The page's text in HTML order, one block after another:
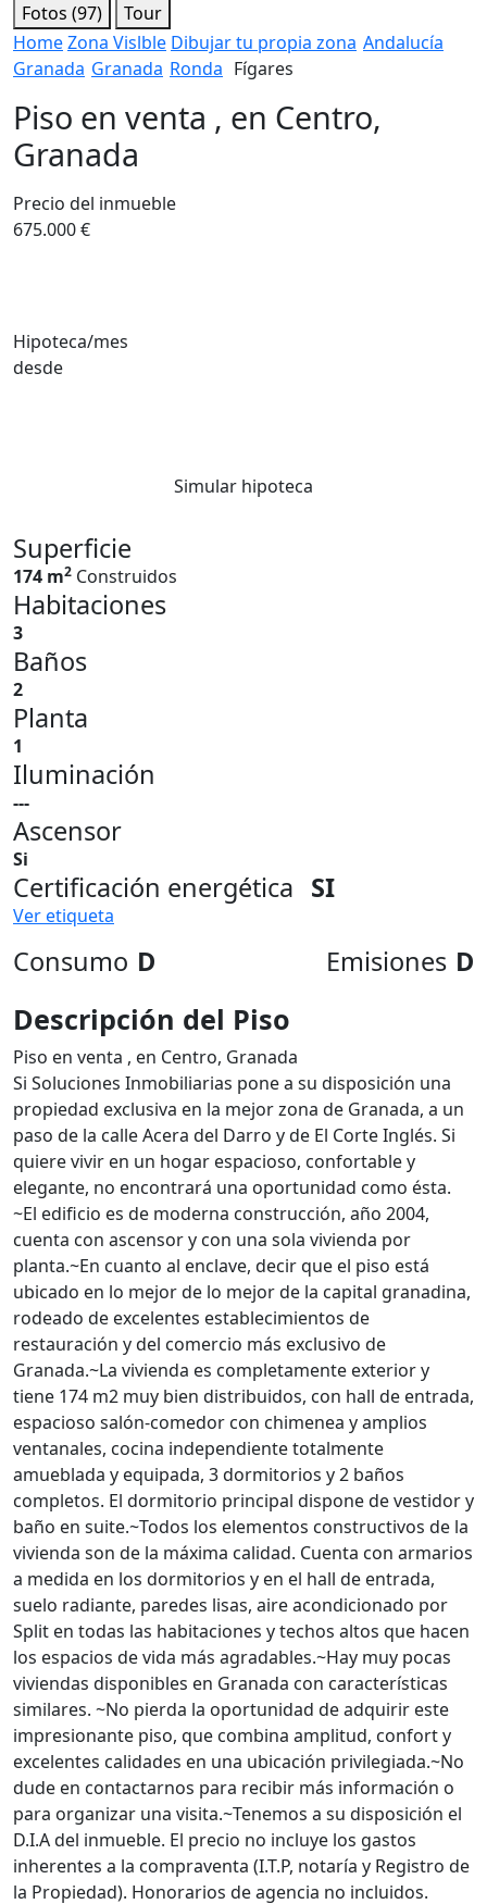
Fotos (97)
Tour
HomeZona Vislble Dibujar tu propia zona Andalucía
Granada Granada Ronda Fígares
Piso en venta , en Centro,
Granada
Precio del inmueble
675.000 €
Hipoteca/mes
desde
Simular hipoteca
Superficie
174 m2 Construidos
Habitaciones
3
Baños
2
Planta
1
Iluminación
---
Ascensor
Si
Certificación energética SI
Ver etiqueta
Consumo D Emisiones D
Descripción del Piso
Piso en venta , en Centro, Granada
Si Soluciones Inmobiliarias pone a su disposición una
propiedad exclusiva en la mejor zona de Granada, a un
paso de la calle Acera del Darro y de El Corte Inglés. Si
quiere vivir en un hogar espacioso, confortable y
elegante, no encontrará una oportunidad como ésta.
~El edificio es de moderna construcción, año 2004,
cuenta con ascensor y con una sola vivienda por
planta.~En cuanto al enclave, decir que el piso está
ubicado en lo mejor de lo mejor de la capital granadina,
rodeado de excelentes establecimientos de
restauración y del comercio más exclusivo de
Granada.~La vivienda es completamente exterior y
tiene 174 m2 muy bien distribuidos, con hall de entrada,
espacioso salón-comedor con chimenea y amplios
ventanales, cocina independiente totalmente
amueblada y equipada, 3 dormitorios y 2 baños
completos. El dormitorio principal dispone de vestidor y
baño en suite.~Todos los elementos constructivos de la
vivienda son de la máxima calidad. Cuenta con armarios
a medida en los dormitorios y en el hall de entrada,
suelo radiante, paredes lisas, aire acondicionado por
Split en todas las habitaciones y techos altos que hacen
los espacios de vida más agradables.~Hay muy pocas
viviendas disponibles en Granada con características
similares. ~No pierda la oportunidad de adquirir este
impresionante piso, que combina amplitud, confort y
excelentes calidades en una ubicación privilegiada.~No
dude en contactarnos para recibir más información o
para organizar una visita.~Tenemos a su disposición el
D.I.A del inmueble. El precio no incluye los gastos
inherentes a la compraventa (I.T.P, notaría y Registro de
la Propiedad). Honorarios de agencia no incluidos.